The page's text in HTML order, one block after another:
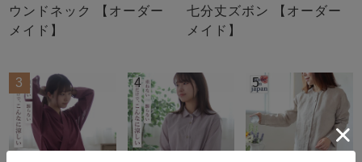
ウンドネック 【オーダー
メイド】
七分丈ズボン 【オーダー
メイド】
3 4 5